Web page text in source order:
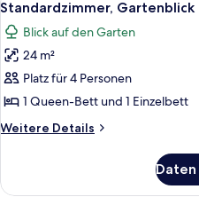
Fotos
für
Standardzimmer,
Gartenblick
anzeigen
12
Standardzimmer, Gartenblick
Blick auf den Garten
24 m²
Platz für 4 Personen
1 Queen-Bett und 1 Einzelbett
Weitere Details
Weitere
Gartenblick
Daten